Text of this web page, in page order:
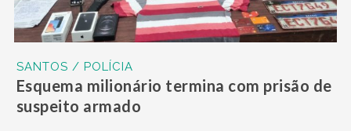
SANTOS / POLÍCIA
Esquema milionário termina com prisão de
suspeito armado